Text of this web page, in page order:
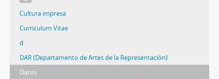
Cultura impresa
Curriculum Vitae
d
DAR (Departamento de Artes de la Representación)
Datos